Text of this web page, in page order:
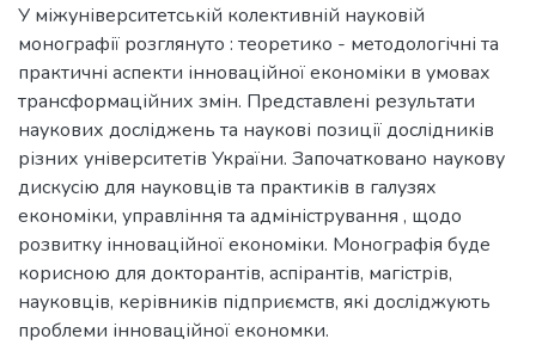
У міжуніверситетській колективній науковій
монографії розглянуто : теоретико - методологічні та
практичні аспекти інноваційної економіки в умовах
трансформаційних змін. Представлені результати
наукових досліджень та наукові позиції дослідників
різних університетів України. Започатковано наукову
дискусію для науковців та практиків в галузях
економіки, управління та адміністрування , щодо
розвитку інноваційної економіки. Монографія буде
корисною для докторантів, аспірантів, магістрів,
науковців, керівників підприємств, які досліджують
проблеми інноваційної економки.